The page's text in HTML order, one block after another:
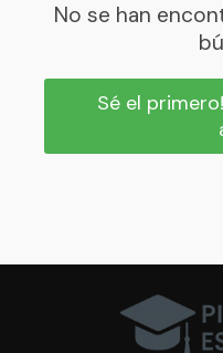
No se han
Sé el